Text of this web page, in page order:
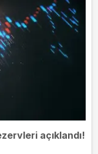
açıklandı!